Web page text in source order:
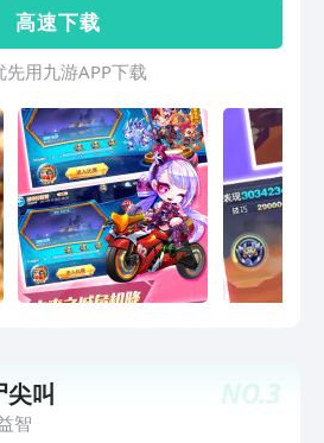
高 速 下 载
先用九游APP下载
NO.3
尖叫
智